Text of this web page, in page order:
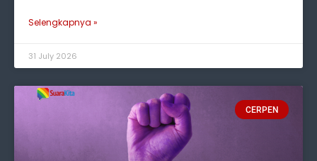
Selengkapnya »
31 July 2026
CERPEN